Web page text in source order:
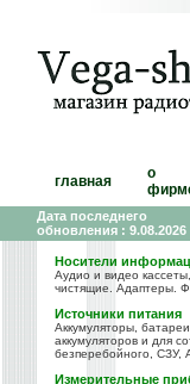
главная
о
Дата последнего
обновления : 9.08.2026
Носители
Аудио и видео кассеты,
чистящие. Адаптеры.
Источники питания
Аккумуляторы,
аккумуляторов и для
безперебойного, СЗУ,
Измерительные